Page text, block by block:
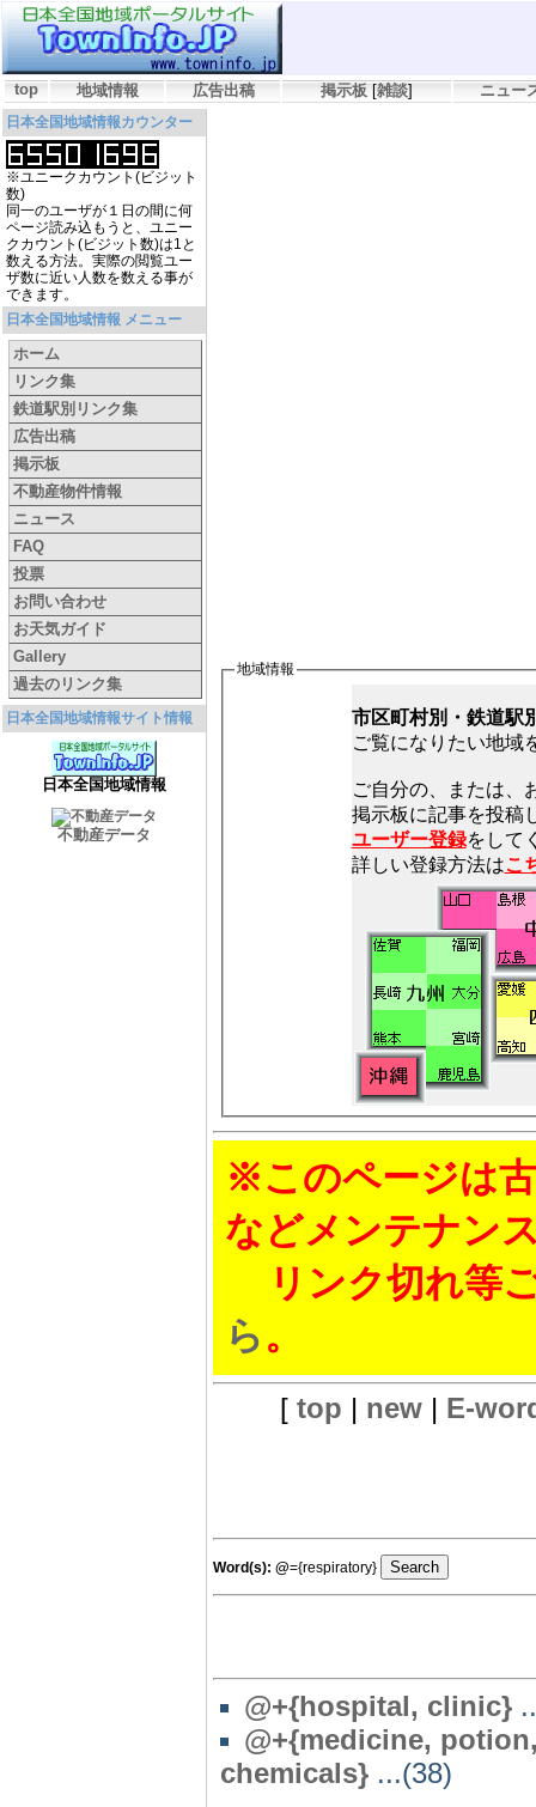
top 地域情報 広告出稿 掲示板 [雑談] ニュー
日本全国地域情報カウンター
※ユニークカウント(ビジット
数)
同一のユーザが１日の間に何
ページ読み込もうと、ユニー
クカウント(ビジット数)は1と
数える方法。実際の閲覧ユー
ザ数に近い人数を数える事が
できます。
日本全国地域情報 メニュー
ホーム
リンク集
鉄道駅別リンク集
広告出稿
掲示板
不動産物件情報
ニュース
FAQ
投票
お問い合わせ
お天気ガイド
Gallery
過去のリンク集
日本全国地域情報サイト情報
日本全国地域情報
不動産データ
地域情報
市区町村別・鉄道駅
ご覧になりたい地域
ご自分の、または、
ユーザー登録をして
詳しい登録方法はこ
※このページは
などメンテナン
リンク切れ等
ら。
[ top | new| E-
Word(s): @={respiratory}
@+{hospital, clinic}
@+{medicine,
chemicals} ...(38)